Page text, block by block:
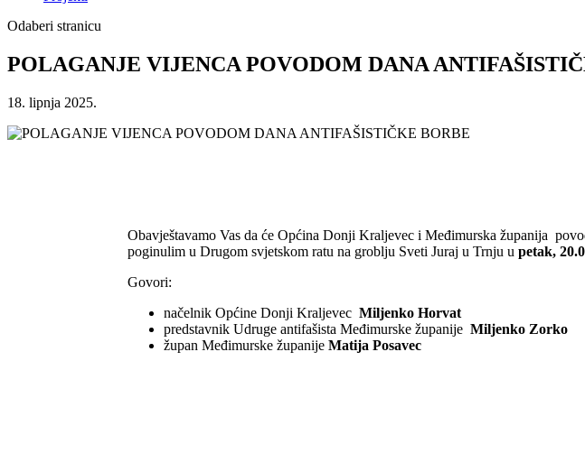
Odaberi stranicu
POLAGANJE VIJENCA POVODOM DANA
18. lipnja 2025.
Obavještavamo Vas da će Općina Donji Kraljevec i Međimurska županija
poginulim u Drugom svjetskom ratu na groblju Sveti Juraj u Trnju u petak,
Govori:
načelnik Općine Donji KraljevecMiljenko Horvat
predstavnik Udruge antifašista Međimurske županije Miljenko Zorko
župan Međimurske županijeMatija Posavec